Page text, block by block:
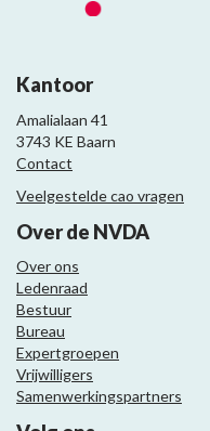
Kantoor
Amalialaan 41
3743 KE Baarn
Contact
Veelgestelde cao vragen
Over de NVDA
Over ons
Ledenraad
Bestuur
Bureau
Expertgroepen
Vrijwilligers
Samenwerkingspartners